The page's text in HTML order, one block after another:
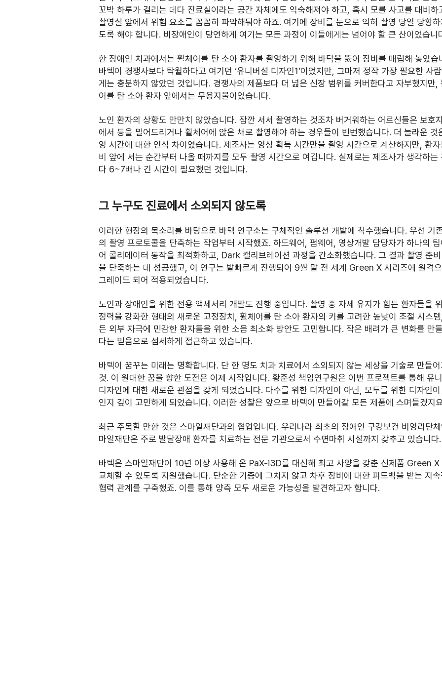
꼬박 하루가 걸리는 데다 진료실이라는 공간 자체에도 익숙해져야 하고, 혹시 모를 사고를 대비
촬영실 앞에서 위험 요소를 꼼꼼히 파악해둬야 하죠. 여기에 장비를 눈으로 익혀 촬영 당일 당황
도록 해야 합니다. 비장애인이 당연하게 여기는 모든 과정이 이들에게는 넘어야 할 큰 산이었습니
한 장애인 치과에서는 휠체어를 탄 소아 환자를 촬영하기 위해 바닥을 뚫어 장비를 매립해 놓았
바텍이 경쟁사보다 탁월하다고 여기던 ‘유니버설 디자인1’이었지만, 그마저 정작 가장 필요한 사
게는 충분하지 않았던 것입니다. 경쟁사의 제품보다 더 넓은 신장 범위를 커버한다고 자부했지만,
어를 탄 소아 환자 앞에서는 무용지물이었습니다.
노인 환자의 상황도 만만치 않았습니다. 잠깐 서서 촬영하는 것조차 버거워하는 어르신들은 보호
에서 등을 밀어드리거나 휠체어에 앉은 채로 촬영해야 하는 경우들이 빈번했습니다. 더 놀라운 것
영 시간에 대한 인식 차이였습니다. 제조사는 영상 획득 시간만을 촬영 시간으로 계산하지만, 환
비 앞에 서는 순간부터 나올 때까지를 모두 촬영 시간으로 여깁니다. 실제로는 제조사가 생각하는
다 6~7배나 긴 시간이 필요했던 것입니다.
그 누구도 진료에서 소외되지 않도록
이러한 현장의 목소리를 바탕으로 바텍 연구소는 구체적인 솔루션 개발에 착수했습니다. 우선 기
의 촬영 프로토콜을 단축하는 작업부터 시작했죠. 하드웨어, 펌웨어, 영상개발 담당자가 하나의
어 콜리메이터 동작을 최적화하고, Dark 캘리브레이션 과정을 간소화했습니다. 그 결과 촬영 준
을 단축하는 데 성공했고, 이 연구는 발빠르게 진행되어 9월 말 전 세계 Green X 시리즈에 원격
그레이드 되어 적용되었습니다.
노인과 장애인을 위한 전용 액세서리 개발도 진행 중입니다. 촬영 중 자세 유지가 힘든 환자들을
정력을 강화한 형태의 새로운 고정장치, 휠체어를 탄 소아 환자의 키를 고려한 높낮이 조절 시스
든 외부 자극에 민감한 환자들을 위한 소음 최소화 방안도 고민합니다. 작은 배려가 큰 변화를 만
다는 믿음으로 섬세하게 접근하고 있습니다.
바텍이 꿈꾸는 미래는 명확합니다. 단 한 명도 치과 치료에서 소외되지 않는 세상을 기술로 만들
것. 이 원대한 꿈을 향한 도전은 이제 시작입니다. 황준성 책임연구원은 이번 프로젝트를 통해 유
디자인에 대한 새로운 관점을 갖게 되었습니다. 다수를 위한 디자인이 아닌, 모두를 위한 디자인
인지 깊이 고민하게 되었습니다. 이러한 성찰은 앞으로 바텍이 만들어갈 모든 제품에 스며들겠지
최근 주목할 만한 것은 스마일재단과의 협업입니다. 우리나라 최초의 장애인 구강보건 비영리단
마일재단은 주로 발달장애 환자를 치료하는 전문 기관으로서 수면마취 시설까지 갖추고 있습니
바텍은 스마일재단이 10년 이상 사용해 온 PaX-i3D를 대신해 최고 사양을 갖춘 신제품 Green
교체할 수 있도록 지원했습니다. 단순한 기증에 그치지 않고 차후 장비에 대한 피드백을 받는 지
협력 관계를 구축했죠. 이를 통해 양측 모두 새로운 가능성을 발견하고자 합니다.